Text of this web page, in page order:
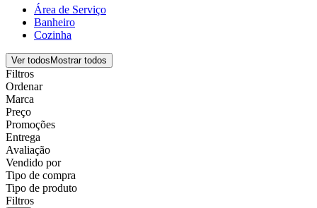
Área de Serviço
Banheiro
Cozinha
Ver todos Mostrar todos
Filtros
Ordenar
Marca
Preço
Promoções
Entrega
Avaliação
Vendido por
Tipo de compra
Tipo de produto
Filtros